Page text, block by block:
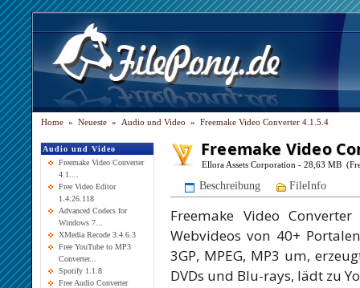
Home » Neueste » Audio und Video » Freemake Video Converter 4.1.5.4
Audio und Video
Freemake Video Converter
4.1....
Free Video Editor
1.4.26.118
Advanced Codecs for
Windows 7...
XMedia Recode 3.4.6.3
Free YouTube to MP3
Converter...
Spotify 1.1.8
Free Audio Converter
Freemake Video
Ellora Assets Corporation - 28,63 MB
Beschreibung FileInfo
Freemake Video
Webvideos von 40+
3GP, MPEG, MP3 um,
DVDs und Blu-rays, lädt zu